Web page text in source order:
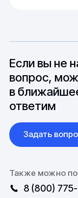
может быть
до 6 месяцев
Азии. Через
вопросы
Если вы не
вопрос,
в
ответим
Задать
Также можно
8 (800)